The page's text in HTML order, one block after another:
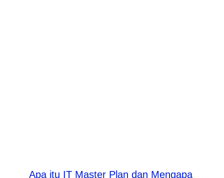
Apa itu IT Master Plan dan Mengapa